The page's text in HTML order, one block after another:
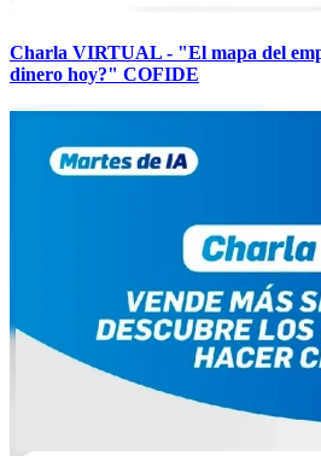
Charla VIRTUAL - "El mapa del
dinero hoy?" COFIDE